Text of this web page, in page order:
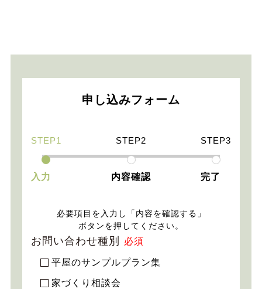
申し込みフォーム
STEP1
入力
STEP2
内容確認
STEP3
完了
必要項目を入力し「内容を確認する」
ボタンを押してください。
お問い合わせ種別 必須
平屋のサンプルプラン集
家づくり相談会